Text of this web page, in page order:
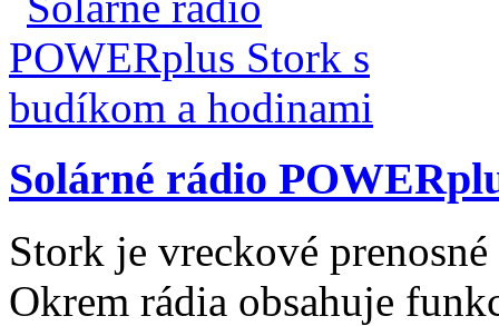
Solárné rádio
Stork je vreckové
Okrem rádia obsahuje